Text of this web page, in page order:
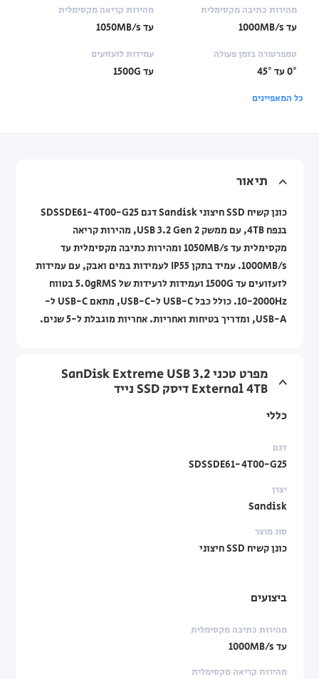
מהירות כתיבה מקסימלית
עד 1000MB/s
מהירות קריאה מקסימלית
עד 1050MB/s
טמפרטורה בזמן פעולה
0° עד 45°
עמידות לזעזועים
עד 1500G
כל המאפיינים
תיאור
כונן קשיח SSD חיצוני Sandisk דגם SDSSDE61-4T00-G25
בנפח 4TB, עם ממשק USB 3.2 Gen 2, מהירות קריאה
מקסימלית עד 1050MB/s ומהירות כתיבה מקסימלית עד
1000MB/s. עמיד בתקן IP55 לעמידות במים ואבק, עם עמידות
לזעזועים עד 1500G ועמידות לרעידות של 5.0gRMS בטווח
10-2000Hz. כולל כבל USB-C ל-USB-C, מתאם USB-C ל-
USB-A, ומדריך בטיחות ואחריות. אחריות מוגבלת ל-5 שנים.
מפרט טכני SanDisk Extreme USB 3.2
External 4TB דיסק SSD נייד
כללי
דגם
SDSSDE61-4T00-G25
יצרן
Sandisk
סוג מוצר
כונן קשיח SSD חיצוני
ביצועים
מהירות כתיבה מקסימלית
עד 1000MB/s
מהירות קריאה מקסימלית